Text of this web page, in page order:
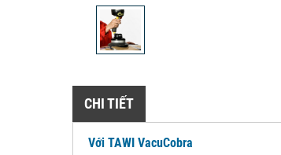
CHI TIẾT
Với TAWI VacuCobra